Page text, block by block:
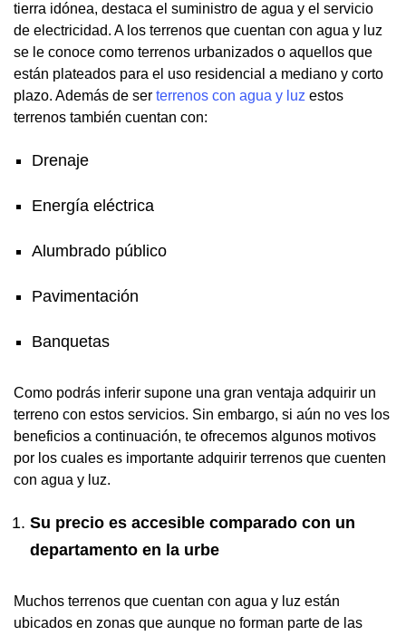
tierra idónea, destaca el suministro de agua y el servicio
de electricidad. A los terrenos que cuentan con agua y luz
se le conoce como terrenos urbanizados o aquellos que
están plateados para el uso residencial a mediano y corto
plazo. Además de ser terrenos con agua y luz estos
terrenos también cuentan con:
Drenaje
Energía eléctrica
Alumbrado público
Pavimentación
Banquetas
Como podrás inferir supone una gran ventaja adquirir un
terreno con estos servicios. Sin embargo, si aún no ves los
beneficios a continuación, te ofrecemos algunos motivos
por los cuales es importante adquirir terrenos que cuenten
con agua y luz.
Su precio es accesible comparado con un
departamento en la urbe
Muchos terrenos que cuentan con agua y luz están
ubicados en zonas que aunque no forman parte de las